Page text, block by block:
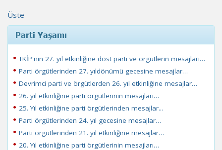
Üste
Parti Yaşamı
TKİP'nin 27. yıl etkinliğine dost parti ve örgütlerin mesajları…
Parti örgütlerinden 27. yıldönümü gecesine mesajlar…
Devrimci parti ve örgütlerden 26. yıl etkinliğine mesajlar…
26. yıl etkinliğine parti örgütlerinin mesajları…
25. Yıl etkinliğine parti örgütlerinden mesajlar...
Parti örgütlerinden 24. yıl gecesine mesajlar…
Parti örgütlerinden 21. yıl etkinliğine mesajlar…
20. Yıl etkinliğine parti örgütlerinin mesajları…